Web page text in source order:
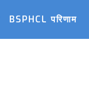
BSPHCL परिणाम